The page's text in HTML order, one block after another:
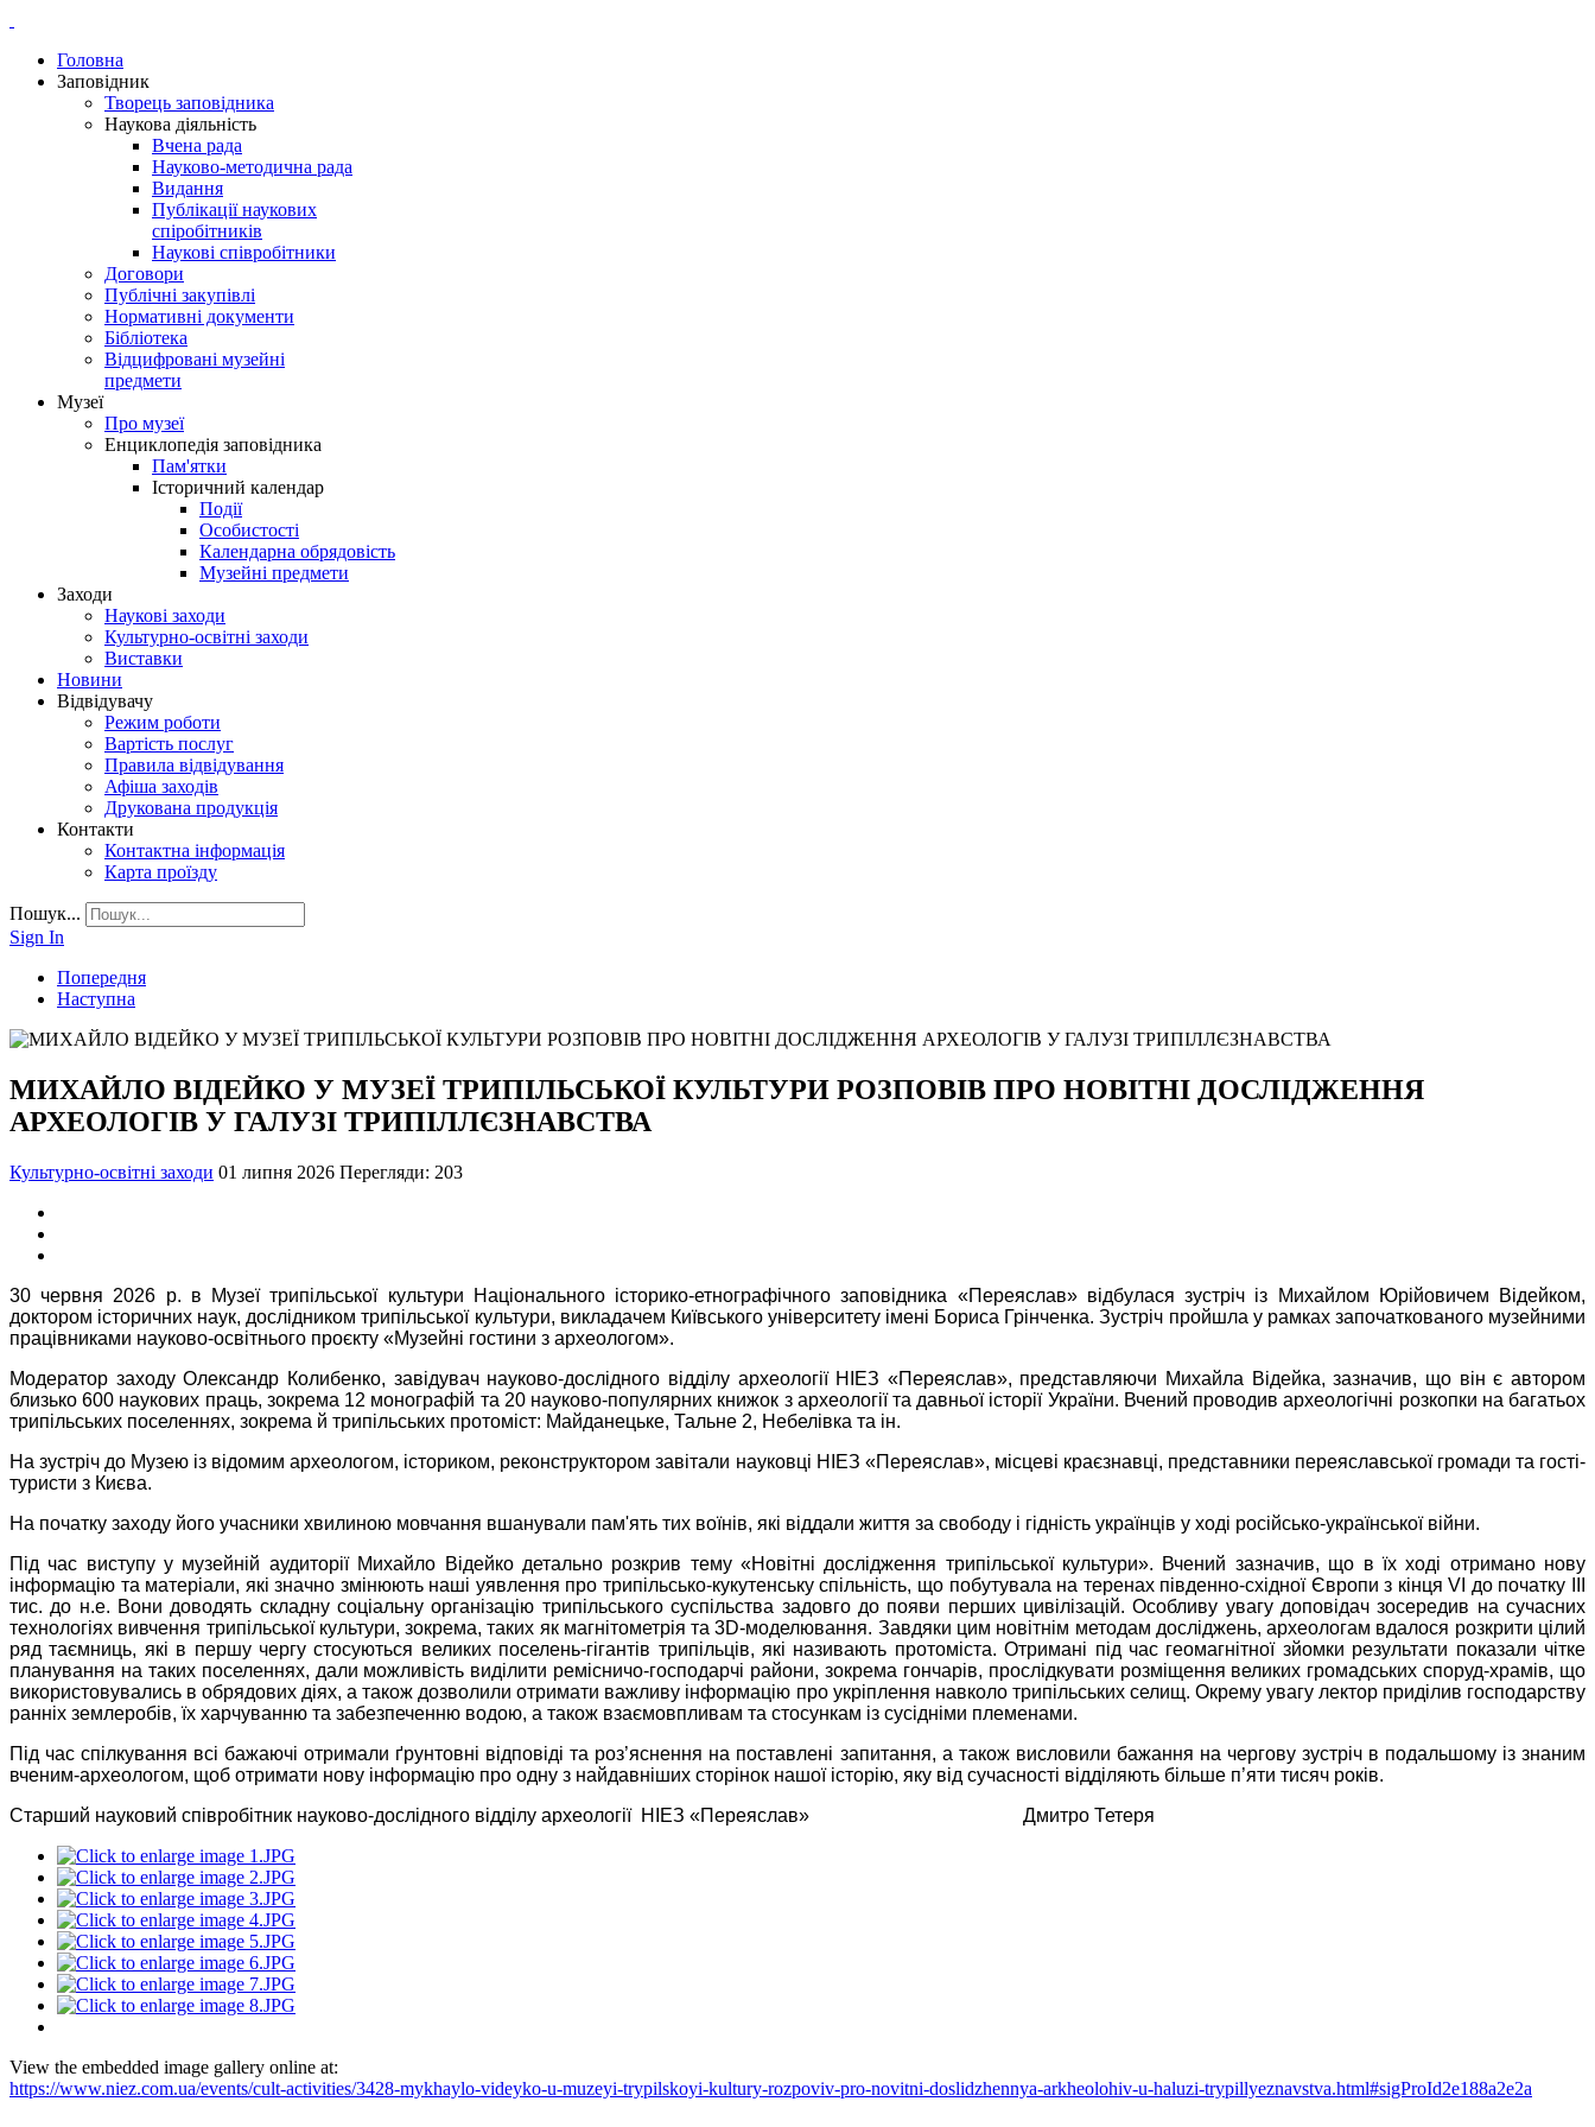
Головна
Заповідник
Творець заповідника
Наукова діяльність
Вчена рада
Науково-методична рада
Видання
Публікації наукових
спіробітників
Наукові співробітники
Договори
Публічні закупівлі
Нормативні документи
Бібліотека
Відцифровані музейні
предмети
Музеї
Про музеї
Енциклопедія заповідника
Пам'ятки
Історичний календар
Події
Особистості
Календарна обрядовість
Музейні предмети
Заходи
Наукові заходи
Культурно-освітні заходи
Виставки
Новини
Відвідувачу
Режим роботи
Вартість послуг
Правила відвідування
Афіша заходів
Друкована продукція
Контакти
Контактна інформація
Карта проїзду
Пошук...
Sign In
Попередня
Наступна
МИХАЙЛО ВІДЕЙКО У МУЗЕЇ ТРИПІЛЬСЬКОЇ КУЛЬТУРИ РОЗПОВІВ ПРО НОВІТНІ ДОСЛІДЖЕННЯ
АРХЕОЛОГІВ У ГАЛУЗІ ТРИПІЛЛЄЗНАВСТВА
Культурно-освітні заходи 01 липня 2026 Перегляди: 203
30 червня 2026 р. в Музеї трипільської культури Національного історико-етнографічного заповідника «Переяслав» відбулася зустріч із Михайлом Юрійовичем Відейком,
доктором історичних наук, дослідником трипільської культури, викладачем Київського університету імені Бориса Грінченка. Зустріч пройшла у рамках започаткованого музейними
працівниками науково-освітнього проєкту «Музейні гостини з археологом».
Модератор заходу Олександр Колибенко, завідувач науково-дослідного відділу археології НІЕЗ «Переяслав», представляючи Михайла Відейка, зазначив, що він є автором
близько 600 наукових праць, зокрема 12 монографій та 20 науково-популярних книжок з археології та давньої історії України. Вчений проводив археологічні розкопки на багатьох
трипільських поселеннях, зокрема й трипільських протоміст: Майданецьке, Тальне 2, Небелівка та ін.
На зустріч до Музею із відомим археологом, істориком, реконструктором завітали науковці НІЕЗ «Переяслав», місцеві краєзнавці, представники переяславської громади та гості-
туристи з Києва.
На початку заходу його учасники хвилиною мовчання вшанували пам'ять тих воїнів, які віддали життя за свободу і гідність українців у ході російсько-української війни.
Під час виступу у музейній аудиторії Михайло Відейко детально розкрив тему «Новітні дослідження трипільської культури». Вчений зазначив, що в їх ході отримано нову
інформацію та матеріали, які значно змінюють наші уявлення про трипільсько-кукутенську спільність, що побутувала на теренах південно-східної Європи з кінця VІ до початку ІІІ
тис. до н.е. Вони доводять складну соціальну організацію трипільського суспільства задовго до появи перших цивілізацій. Особливу увагу доповідач зосередив на сучасних
технологіях вивчення трипільської культури, зокрема, таких як магнітометрія та 3D-моделювання. Завдяки цим новітнім методам досліджень, археологам вдалося розкрити цілий
ряд таємниць, які в першу чергу стосуються великих поселень-гігантів трипільців, які називають протоміста. Отримані під час геомагнітної зйомки результати показали чітке
планування на таких поселеннях, дали можливість виділити ремісничо-господарчі райони, зокрема гончарів, прослідкувати розміщення великих громадських споруд-храмів, що
використовувались в обрядових діях, а також дозволили отримати важливу інформацію про укріплення навколо трипільських селищ. Окрему увагу лектор приділив господарству
ранніх землеробів, їх харчуванню та забезпеченню водою, а також взаємовпливам та стосункам із сусідніми племенами.
Під час спілкування всі бажаючі отримали ґрунтовні відповіді та роз’яснення на поставлені запитання, а також висловили бажання на чергову зустріч в подальшому із знаним
вченим-археологом, щоб отримати нову інформацію про одну з найдавніших сторінок нашої історію, яку від сучасності відділяють більше п’яти тисяч років.
Старший науковий співробітник науково-дослідного відділу археології НІЕЗ «Переяслав» Дмитро Тетеря
View the embedded image gallery online at:
https://www.niez.com.ua/events/cult-activities/3428-mykhaylo-videyko-u-muzeyi-trypilskoyi-kultury-rozpoviv-pro-novitni-doslidzhennya-arkheolohiv-u-haluzi-trypillyeznavstva.html#sigProId2e188a2e2a